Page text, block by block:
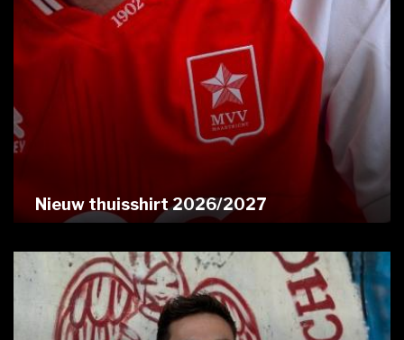
Nieuw thuisshirt 2026/2027